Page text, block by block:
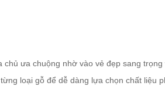
ưa chuộng nhờ vào vẻ đẹp sang
loại gỗ để dễ dàng lựa chọn chất liệu